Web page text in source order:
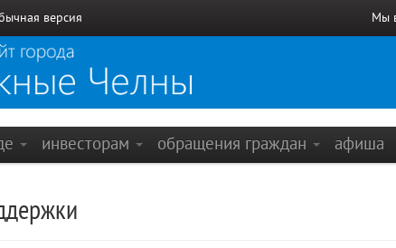
версия Мы
инвесторам обращения граждан афиша